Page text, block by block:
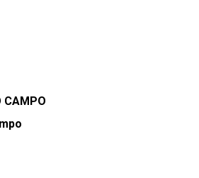
CAMPO